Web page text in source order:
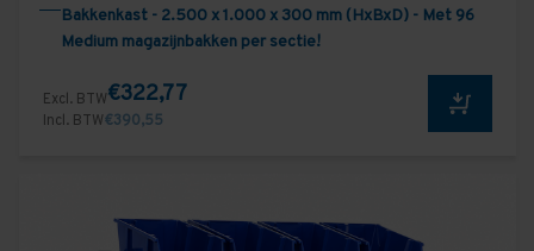
Bakkenkast - 2.500 x 1.000 x 300 mm (HxBxD) - Met 96
Medium magazijnbakken per sectie!
Excl. BTW€322,77
Incl. BTW€390,55